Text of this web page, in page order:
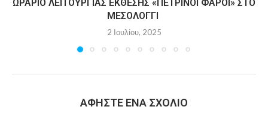
ΩΡΆΡΙΟ ΛΕΙΤΟΥΡΓΊΑΣ ΈΚΘΕΣΗΣ «ΠΈΤΡΙΝΟΙ ΦΆΡΟΙ» ΣΤΟ
ΜΕΣΟΛΌΓΓΙ
2 Ιουλίου, 2025
ΑΦΉΣΤΕ ΈΝΑ ΣΧΌΛΙΟ